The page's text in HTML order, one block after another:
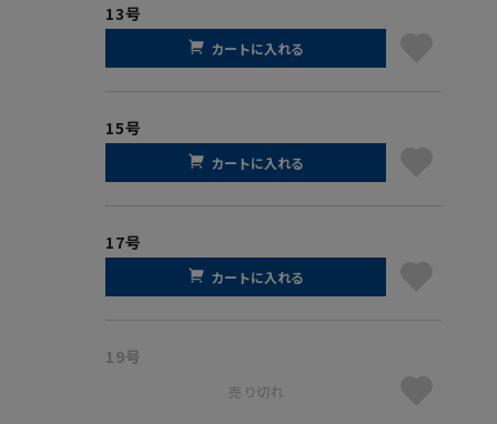
13号
カートに入れる
15号
カートに入れる
17号
カートに入れる
19号
売り切れ